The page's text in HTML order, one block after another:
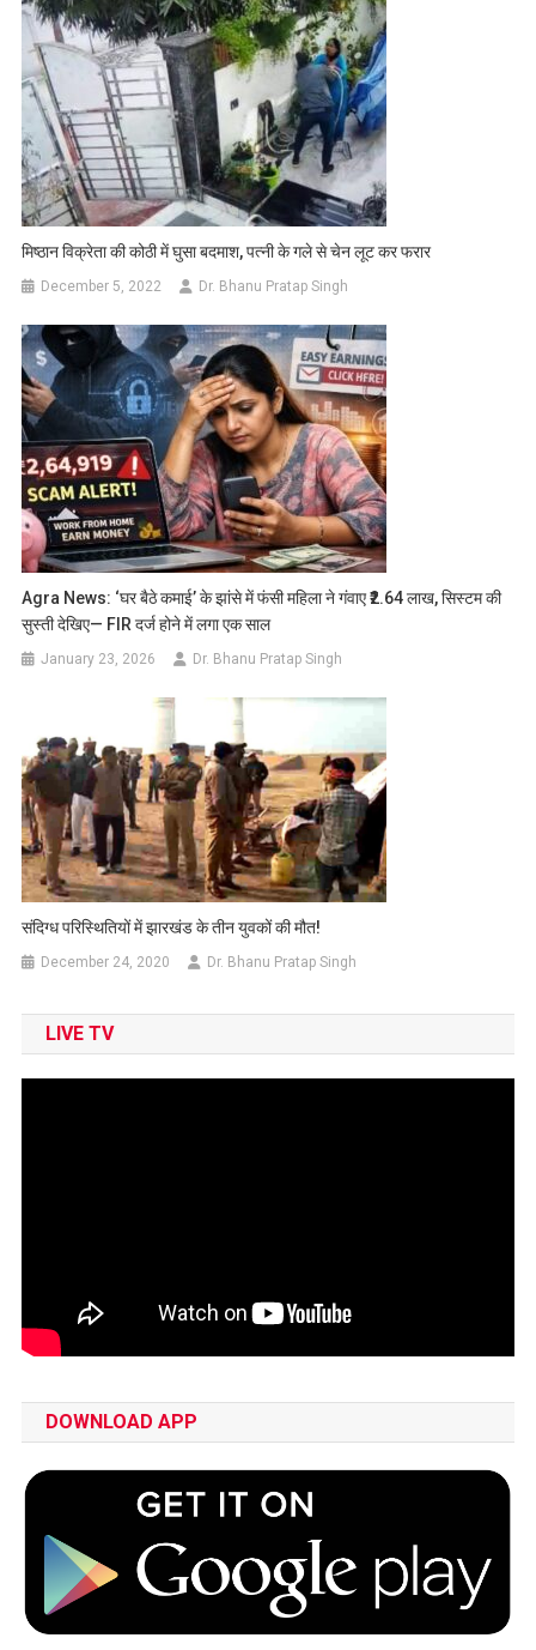
मिष्ठान विक्रेता की कोठी में घुसा बदमाश, पत्नी के गले से चेन लूट कर फरार
December 5, 2022 Dr. Bhanu Pratap Singh
Agra News: ‘घर बैठे कमाई’ के झांसे में फंसी महिला ने गंवाए ₹2.64 लाख, सिस्टम की
सुस्ती देखिए— FIR दर्ज होने में लगा एक साल
January 23, 2026 Dr. Bhanu Pratap Singh
संदिग्ध परिस्थितियों में झारखंड के तीन युवकों की मौत!
December 24, 2020 Dr. Bhanu Pratap Singh
LIVE TV
DOWNLOAD APP